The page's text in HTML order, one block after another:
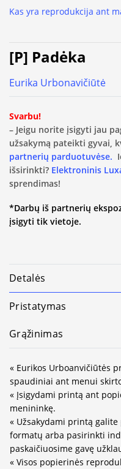
Kas yra reprodukcija ant
[P] Padėka
Eurika Urbonavičiūtė
Svarbu!
– Jeigu norite įsigyti jau
užsakymą pateikti gyvai,
partnerių parduotuvėse.
išsirinkti? Elektroninis
sprendimas!
*Darbų iš partnerių
įsigyti tik vietoje.
Detalės
Pristatymas
Grąžinimas
« Eurikos Urboanvičiūtės
spaudiniai ant menui
« Įsigydami printą ant
menininkę.
« Užsakydami printą
formatų arba pasirinkti
paskaičiuosime gavę
« Visos popierinės